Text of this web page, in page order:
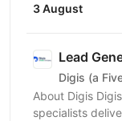
This is not a
3 August
Lead
Digis (a
About Digis
specialists